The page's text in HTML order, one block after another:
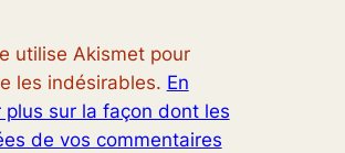
utilise Akismet pour
les indésirables. En
plus sur la façon dont les
de vos commentaires